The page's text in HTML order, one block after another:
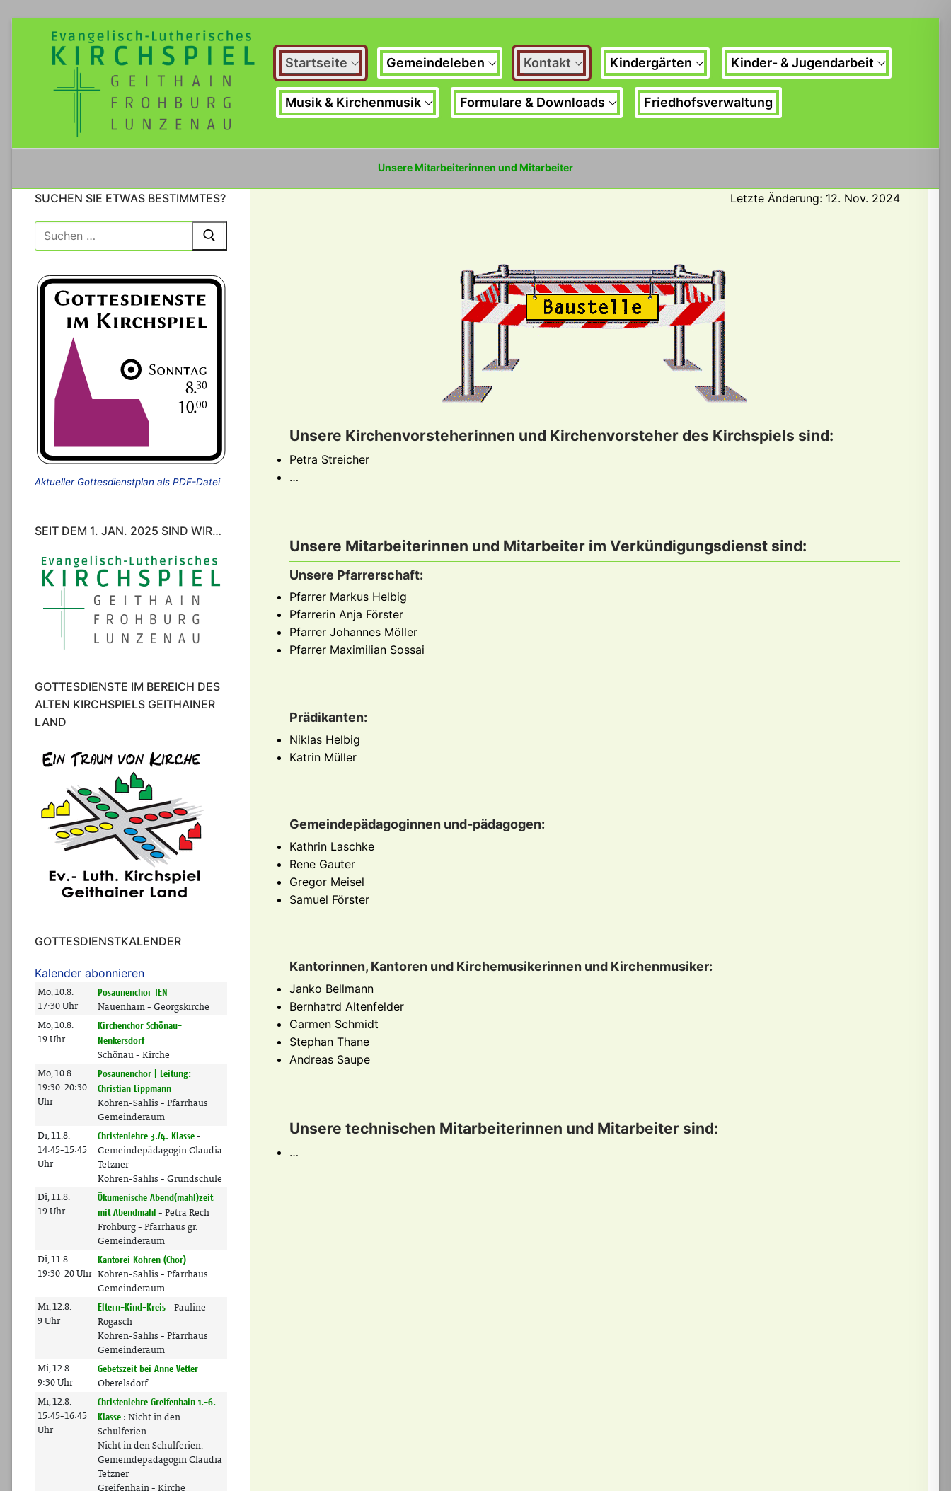
springen
Startseite Gemeindeleben Kontakt Kindergärten Kinder- & Jugendarbeit
Musik & Kirchenmusik Formulare & Downloads Friedhofsverwaltung
Unsere Mitarbeiterinnen und Mitarbeiter
Letzte Änderung: 12. Nov. 2024
Unsere Kirchenvorsteherinnen und Kirchenvorsteher des Kirchspiels sind:
Petra Streicher
…
Unsere Mitarbeiterinnen und Mitarbeiter im Verkündigungsdienst sind:
Unsere Pfarrerschaft:
Pfarrer Markus Helbig
Pfarrerin Anja Förster
Pfarrer Johannes Möller
Pfarrer Maximilian Sossai
Prädikanten:
Niklas Helbig
Katrin Müller
Gemeindepädagoginnen und-pädagogen:
Kathrin Laschke
Rene Gauter
Gregor Meisel
Samuel Förster
Kantorinnen, Kantoren und Kirchemusikerinnen und Kirchenmusiker:
Janko Bellmann
Bernhatrd Altenfelder
Carmen Schmidt
Stephan Thane
Andreas Saupe
Unsere technischen Mitarbeiterinnen und Mitarbeiter sind:
…
SUCHEN SIE ETWAS BESTIMMTES?
Suche
nach:
Aktueller Gottesdienstplan als PDF-Datei
SEIT DEM 1. JAN. 2025 SIND WIR…
GOTTESDIENSTE IM BEREICH DES
ALTEN KIRCHSPIELS GEITHAINER
LAND
GOTTESDIENSTKALENDER
Kalender abonnieren